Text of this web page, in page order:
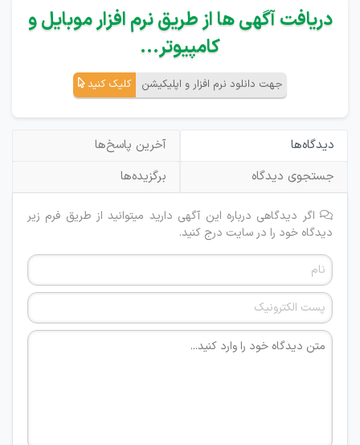
دریافت آگهی ها از طریق نرم افزار موبایل و
کامپیوتر...
جهت دانلود نرم افزار و اپلیکیشن کلیک کنید
دیدگاه‌ها
آخرین پاسخ‌ها
جستجوی دیدگاه
برگزیده‌ها
اگر دیدگاهی درباره این آگهی دارید میتوانید از طریق فرم زیر
دیدگاه خود را در سایت درج کنید.